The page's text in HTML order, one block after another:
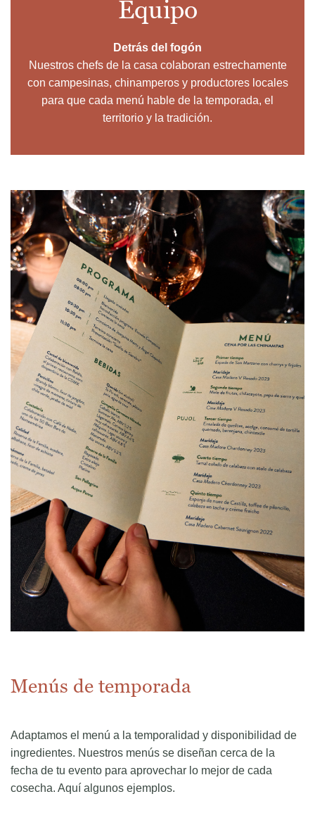
Equipo
Detrás del fogón
Nuestros chefs de la casa colaboran estrechamente
con campesinas, chinamperos y productores locales
para que cada menú hable de la temporada, el
territorio y la tradición.
Menús de temporada
Adaptamos el menú a la temporalidad y disponibilidad de
ingredientes. Nuestros menús se diseñan cerca de la
fecha de tu evento para aprovechar lo mejor de cada
cosecha. Aquí algunos ejemplos.